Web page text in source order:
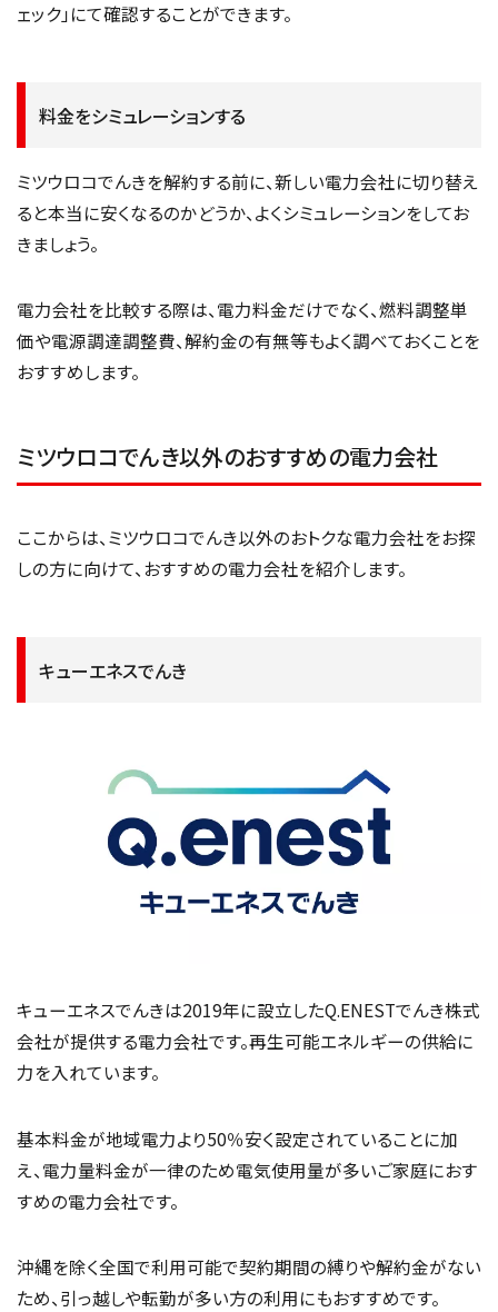
ェック」にて確認することができます。
料金をシミュレーションする
ミツウロコでんきを解約する前に、新しい電力会社に切り替え
ると本当に安くなるのかどうか、よくシミュレーションをしてお
きましょう。
電力会社を比較する際は、電力料金だけでなく、燃料調整単
価や電源調達調整費、解約金の有無等もよく調べておくことを
おすすめします。
ミツウロコでんき以外のおすすめの電力会社
ここからは、ミツウロコでんき以外のおトクな電力会社をお探
しの方に向けて、おすすめの電力会社を紹介します。
キューエネスでんき
キューエネスでんきは2019年に設立したQ.ENESTでんき株式
会社が提供する電力会社です。再生可能エネルギーの供給に
力を入れています。
基本料金が地域電力より50％安く設定されていることに加
え、電力量料金が一律のため電気使用量が多いご家庭におす
すめの電力会社です。
沖縄を除く全国で利用可能で契約期間の縛りや解約金がない
ため、引っ越しや転勤が多い方の利用にもおすすめです。